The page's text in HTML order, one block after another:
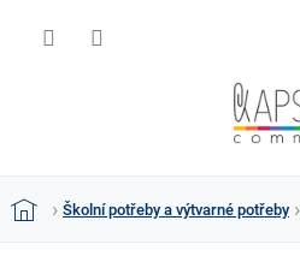
DomůŠkolní potřeby a výtvarné potřeby